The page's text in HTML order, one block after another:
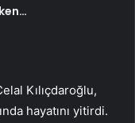
Kılıçdaroğlu,
hayatını yitirdi.